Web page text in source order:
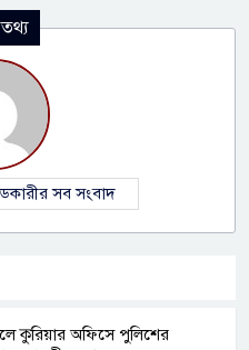
সব সংবাদ
কুরিয়ার অফিসে পুলিশের